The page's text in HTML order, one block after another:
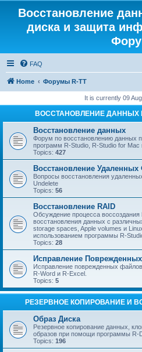
Восстановление
диска и защита
FAQ
Home Форумы R-TT
It is currently 09
ВОССТАНОВЛЕНИЕ ДАННЫХ
Восстановление данных
Форум по восстановлению данных
программ R-Studio, R-Studio for Mac
Topics: 427
Восстановление
Вопросы восстановления
Undelete
Topics: 56
Восстановление RAID
Обсуждение процесса воссоздания
восстановления данных с
storage spaces, Apple volumes и
использованием программы R-
Topics: 28
Исправление
Исправление поврежденных
R-Word и R-Excel.
Topics: 5
РЕЗЕРВНОЕ КОПИРОВАНИЕ И
Образ Диска
Резервное копирование данных,
образов при помощи программы R-
Topics: 196